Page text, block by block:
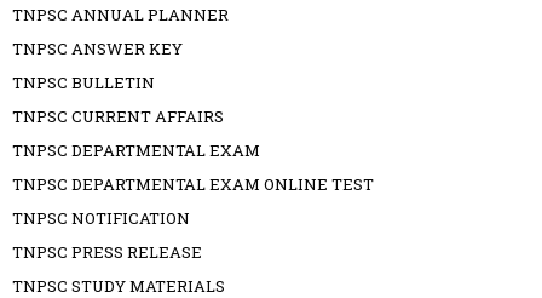
TNPSC ANNUAL PLANNER
TNPSC ANSWER KEY
TNPSC BULLETIN
TNPSC CURRENT AFFAIRS
TNPSC DEPARTMENTAL EXAM
TNPSC DEPARTMENTAL EXAM ONLINE TEST
TNPSC NOTIFICATION
TNPSC PRESS RELEASE
TNPSC STUDY MATERIALS